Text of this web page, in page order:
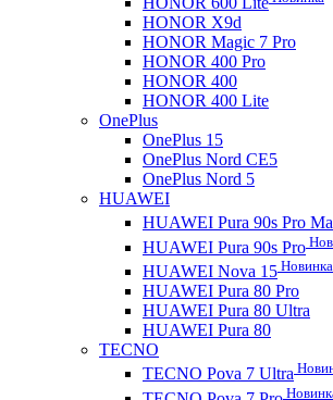
HONOR X9d
HONOR Magic 7 Pro
HONOR 400 Pro
HONOR 400
HONOR 400 Lite
OnePlus
OnePlus 15
OnePlus Nord CE5
OnePlus Nord 5
HUAWEI
HUAWEI Pura 90s Pro
HUAWEI Pura 90s Pro
HUAWEI Nova 15 Новинка
HUAWEI Pura 80 Pro
HUAWEI Pura 80 Ultra
HUAWEI Pura 80
TECNO
TECNO Pova 7 Ultra